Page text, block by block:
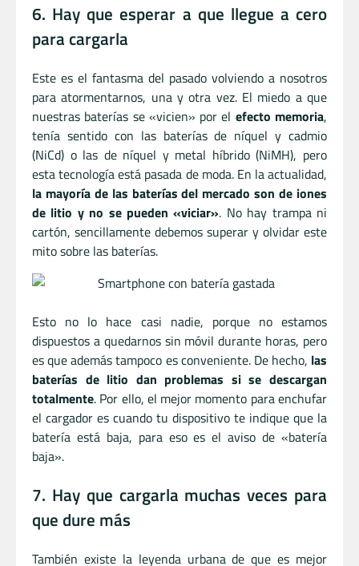
6. Hay que esperar a que llegue a cero
para cargarla
Este es el fantasma del pasado volviendo a nosotros
para atormentarnos, una y otra vez. El miedo a que
nuestras baterías se «vicien» por el efecto memoria,
tenía sentido con las baterías de níquel y cadmio
(NiCd) o las de níquel y metal híbrido (NiMH), pero
esta tecnología está pasada de moda. En la actualidad,
la mayoría de las baterías del mercado son de iones
de litio y no se pueden «viciar». No hay trampa ni
cartón, sencillamente debemos superar y olvidar este
mito sobre las baterías.
Esto no lo hace casi nadie, porque no estamos
dispuestos a quedarnos sin móvil durante horas, pero
es que además tampoco es conveniente. De hecho, las
baterías de litio dan problemas si se descargan
totalmente. Por ello, el mejor momento para enchufar
el cargador es cuando tu dispositivo te indique que la
batería está baja, para eso es el aviso de «batería
baja».
7. Hay que cargarla muchas veces para
que dure más
También existe la leyenda urbana de que es mejor